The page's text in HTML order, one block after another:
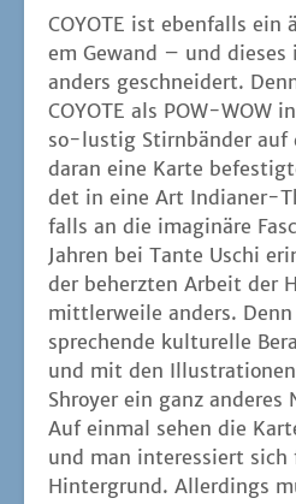
und mit den Illus­tra­tio­nen
Shroy­er ein ganz ande­res
Auf ein­mal sehen die
und man inter­es­siert
Hin­ter­grund. Aller­dings
lich sagen, dass das
mit dem auf­ge­setz­ten
hät­te COYOTE auch ganz
schlicht mit rei­nen
kön­nen. So ist es aber
schöner.
Das Spiel­prin­zip ist ganz
alle sehen die Kar­ten der
nicht die eige­ne.
wei­te­re Kar­te ver­deckt in
die­sen Kar­ten­wer­ten